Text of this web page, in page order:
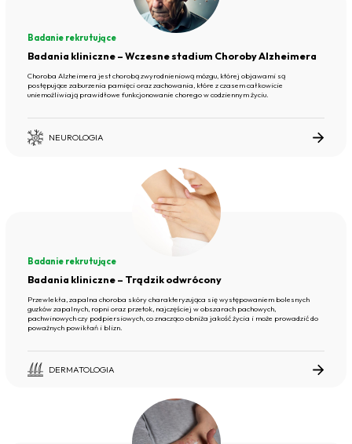
Badanie rekrutujące
Badania kliniczne – Wczesne stadium Choroby Alzheimera
Choroba Alzheimera jest chorobą zwyrodnieniową mózgu, której objawami są
postępujące zaburzenia pamięci oraz zachowania, które z czasem całkowicie
uniemożliwiają prawidłowe funkcjonowanie chorego w codziennym życiu.
NEUROLOGIA
Badanie rekrutujące
Badania kliniczne – Trądzik odwrócony
Przewlekła, zapalna choroba skóry charakteryzująca się występowaniem bolesnych
guzków zapalnych, ropni oraz przetok, najczęściej w obszarach pachowych,
pachwinowych czy podpiersiowych, co znacząco obniża jakość życia i może prowadzić do
poważnych powikłań i blizn.
DERMATOLOGIA